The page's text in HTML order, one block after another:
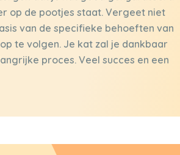
op de pootjes staat. Vergeet niet
van de specifieke behoeften van
te volgen. Je kat zal je dankbaar
proces. Veel succes en een